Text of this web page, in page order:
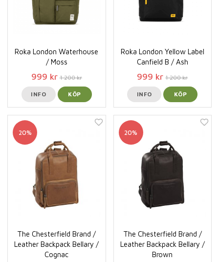
Roka London Waterhouse
/ Moss
999 kr 1 200 kr
INFO KÖP
Roka London Yellow Label
Canfield B / Ash
999 kr 1 200 kr
INFO KÖP
20%
The Chesterfield Brand /
Leather Backpack Bellary /
Cognac
20%
The Chesterfield Brand /
Leather Backpack Bellary /
Brown